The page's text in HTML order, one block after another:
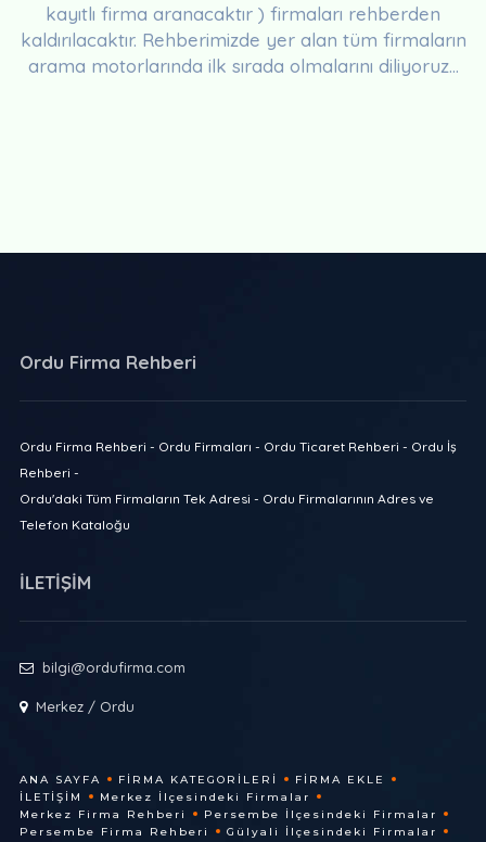
kayıtlı firma aranacaktır ) firmaları rehberden
kaldırılacaktır. Rehberimizde yer alan tüm firmaların
arama motorlarında ilk sırada olmalarını diliyoruz...
Ordu Firma Rehberi
Ordu Firma Rehberi - Ordu Firmaları - Ordu Ticaret Rehberi - Ordu İş
Rehberi -
Ordu'daki Tüm Firmaların Tek Adresi - Ordu Firmalarının Adres ve
Telefon Kataloğu
İLETİŞİM
bilgi@ordufirma.com
Merkez / Ordu
ANA SAYFA FIRMA KATEGORILERI
FIRMA EKLE
İLETIŞIM
Merkez İlçesindeki Firmalar
Merkez Firma Rehberi
Persembe İlçesindeki Firmalar
Persembe Firma Rehberi
Gülyali İlçesindeki Firmalar